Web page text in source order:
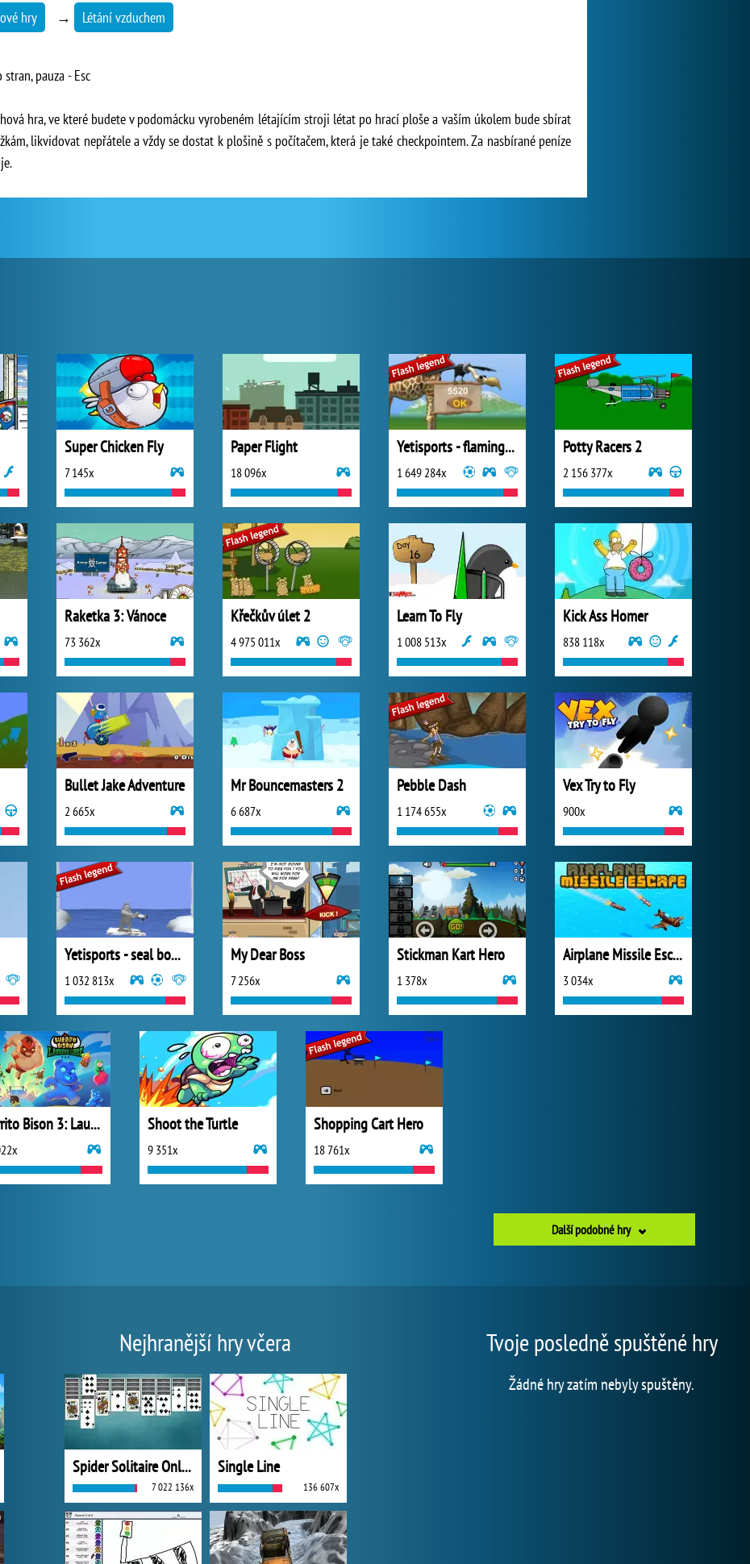
hry → Létání vzduchem
pauza - Esc
hra, ve které budete v podomácku vyrobeném létajícím stroji létat po hrací ploše a vaším úkolem bude sbírat
likvidovat nepřátele a vždy se dostat k plošině s počítačem, která je také checkpointem. Za nasbírané peníze
Super Chicken Fly
7 145x
Paper Flight
18 096x
Yetisports - flamingo drive
1 649 284x
Potty Racers 2
2 156 377x
Raketka 3: Vánoce
73 362x
Křečkův úlet 2
4 975 011x
Learn To Fly
1 008 513x
Kick Ass Homer
838 118x
Bullet Jake Adventure
2 665x
Mr Bouncemasters 2
6 687x
Pebble Dash
1 174 655x
Vex Try to Fly
900x
Yetisports - seal bounce
1 032 813x
My Dear Boss
7 256x
Stickman Kart Hero
1 378x
Airplane Missile Escape
3 034x
Burrito Bison 3: Launcha Libre Shoot the Turtle
9 351x
Shopping Cart Hero
18 761x
Další podobné hry
Nejhranější hry včera
Spider Solitaire Online
7 022 136x
Single Line
136 607x
Tvoje posledně spuštěné hry
Žádné hry zatím nebyly spuštěny.